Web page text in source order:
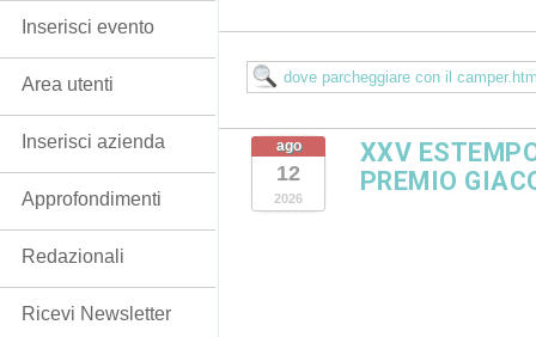
ago
12
2026
XXV
PREMIO
Inserisci evento
Area utenti
Inserisci azienda
Approfondimenti
Redazionali
Ricevi Newsletter